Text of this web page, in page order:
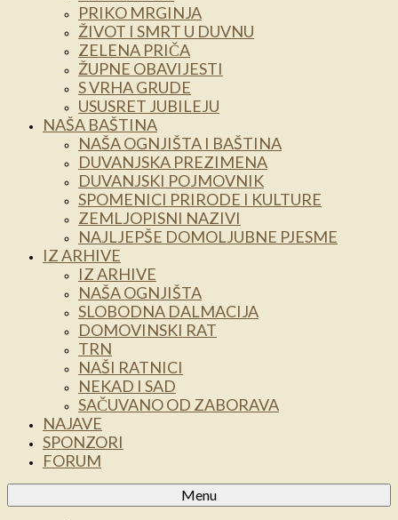
PRIKO MRGINJA
ŽIVOT I SMRT U DUVNU
ZELENA PRIČA
ŽUPNE OBAVIJESTI
S VRHA GRUDE
USUSRET JUBILEJU
NAŠA BAŠTINA
NAŠA OGNJIŠTA I BAŠTINA
DUVANJSKA PREZIMENA
DUVANJSKI POJMOVNIK
SPOMENICI PRIRODE I KULTURE
ZEMLJOPISNI NAZIVI
NAJLJEPŠE DOMOLJUBNE PJESME
IZ ARHIVE
IZ ARHIVE
NAŠA OGNJIŠTA
SLOBODNA DALMACIJA
DOMOVINSKI RAT
TRN
NAŠI RATNICI
NEKAD I SAD
SAČUVANO OD ZABORAVA
NAJAVE
SPONZORI
FORUM
Menu